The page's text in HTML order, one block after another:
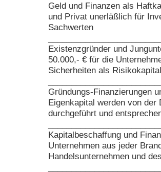
Geld und Finanzen als
und Privat unerläßlich für
Sachwerten
Existenzgründer und
50.000,- € für die
Sicherheiten als
Gründungs-Finanzierungen
Eigenkapital werden von
durchgeführt und
Kapitalbeschaffung und
Unternehmen aus jeder
Handelsunternehmen und